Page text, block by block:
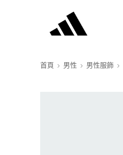
首頁 男性 男性服飾